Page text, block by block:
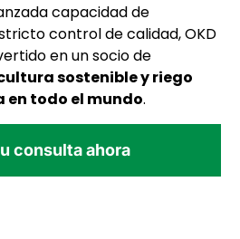
capacidad de
control de calidad, OKD
en un socio de
sostenible y riego
en todo el mundo.
consulta ahora